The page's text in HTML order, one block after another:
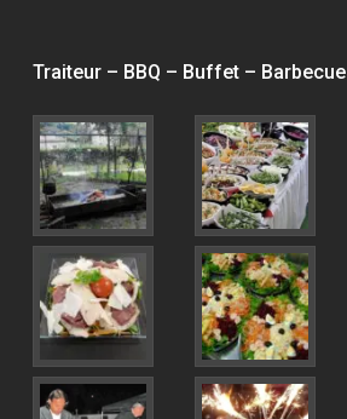
Traiteur – BBQ – Buffet – Barbecue